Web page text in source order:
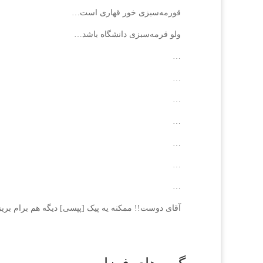
قورمه‌سبزی خور قهاری است…
ولو قرمه‌سبزی دانشگاه باشد…
…
…
…
…
…
…
…
آقای دوست!! ممکنه یه پیک [پپسی] دیگه هم برام